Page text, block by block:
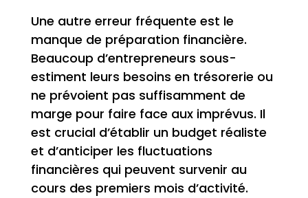
Une autre erreur fréquente est le
manque de préparation financière.
Beaucoup d’entrepreneurs sous-
estiment leurs besoins en trésorerie ou
ne prévoient pas suffisamment de
marge pour faire face aux imprévus. Il
est crucial d’établir un budget réaliste
et d’anticiper les fluctuations
financières qui peuvent survenir au
cours des premiers mois d’activité.